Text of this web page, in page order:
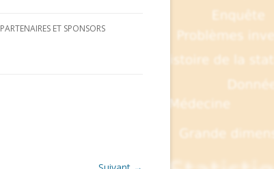
PARTENAIRES ET SPONSORS